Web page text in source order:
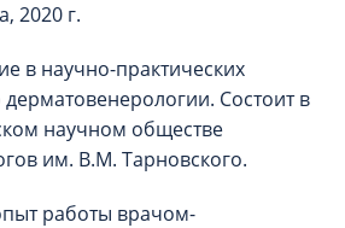
2020 г.
в научно-практических
Состоит в
научном обществе
им. В.М. Тарновского.
работы врачом-